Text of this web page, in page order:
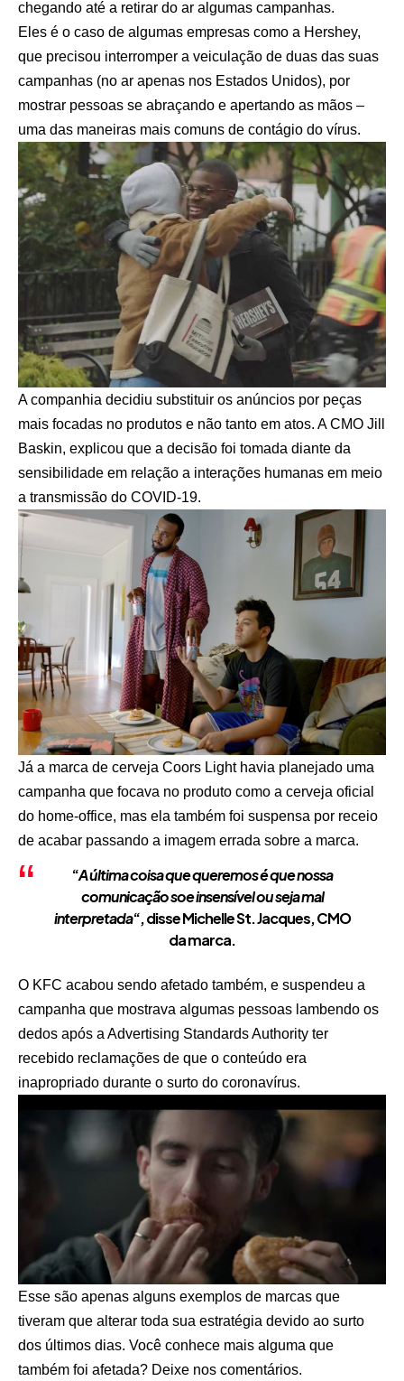
chegando até a retirar do ar algumas campanhas.
Eles é o caso de algumas empresas como a Hershey,
que precisou interromper a veiculação de duas das suas
campanhas (no ar apenas nos Estados Unidos), por
mostrar pessoas se abraçando e apertando as mãos –
uma das maneiras mais comuns de contágio do vírus.
A companhia decidiu substituir os anúncios por peças
mais focadas no produtos e não tanto em atos. A CMO Jill
Baskin, explicou que a decisão foi tomada diante da
sensibilidade em relação a interações humanas em meio
a transmissão do COVID-19.
Já a marca de cerveja Coors Light havia planejado uma
campanha que focava no produto como a cerveja oficial
do home-office, mas ela também foi suspensa por receio
de acabar passando a imagem errada sobre a marca.
“A última coisa que queremos é que nossa
comunicação soe insensível ou seja mal
interpretada“, disse Michelle St. Jacques, CMO
da marca.
O KFC acabou sendo afetado também, e suspendeu a
campanha que mostrava algumas pessoas lambendo os
dedos após a Advertising Standards Authority ter
recebido reclamações de que o conteúdo era
inapropriado durante o surto do coronavírus.
Esse são apenas alguns exemplos de marcas que
tiveram que alterar toda sua estratégia devido ao surto
dos últimos dias. Você conhece mais alguma que
também foi afetada? Deixe nos comentários.